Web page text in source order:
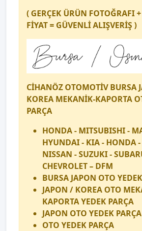
( GERÇEK ÜRÜN FOTOĞRAFI
FİYAT = GÜVENLİ ALIŞVERİŞ )
CİHANÖZ OTOMOTİV BURSA
KOREA MEKANİK-KAPORTA
PARÇA
HONDA - MITSUBISHI -
HYUNDAI - KIA - HONDA -
NISSAN - SUZUKI -
CHEVROLET – DFM
BURSA JAPON OTO
JAPON / KOREA OTO
KAPORTA YEDEK PARÇA
JAPON OTO YEDEK PARÇA
OTO YEDEK PARÇA